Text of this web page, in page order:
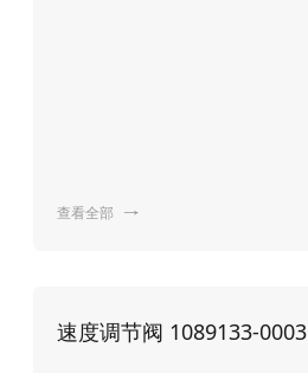
查看全部 
速度调节阀 1089133-0003